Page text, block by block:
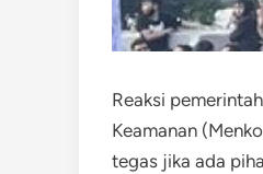
Reaksi
Keamanan
tegas jika ada